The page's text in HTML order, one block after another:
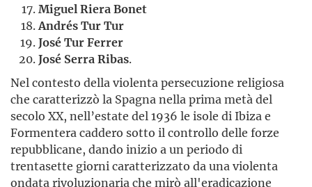
Miguel Riera Bonet
Andrés Tur Tur
José Tur Ferrer
José Serra Ribas.
Nel contesto della violenta persecuzione religiosa
che caratterizzò la Spagna nella prima metà del
secolo XX, nell’estate del 1936 le isole di Ibiza e
Formentera caddero sotto il controllo delle forze
repubblicane, dando inizio a un periodo di
trentasette giorni caratterizzato da una violenta
ondata rivoluzionaria che mirò all'eradicazione